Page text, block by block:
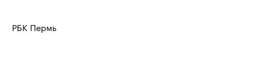
РБК Пермь